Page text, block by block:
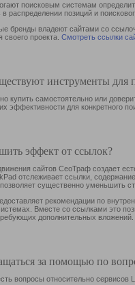
поисковым системам
в раcпределении позиций и
бренды владеют сайтами со
своего проекта. Смотреть ссылки
инструменты для
купить самостоятельно или
эффективности для конкретного
эффект от ссылок?
сайтов СеоТраф создает
отслеживает ссылки,
существенно уменьшить
рекомендации по
Вместе со ссылками это
дополнительных вложений.
за помощью по
вопросы относительно